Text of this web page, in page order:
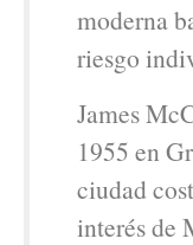
moderna
riesgo
James
1955 en
ciudad
interés de